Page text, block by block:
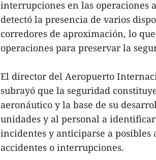
interrupciones en las operaciones
detectó la presencia de varios
corredores de aproximación, lo
operaciones para preservar la
El director del Aeropuerto
subrayó que la seguridad
aeronáutico y la base de su
unidades y al personal a
incidentes y anticiparse a posibles
accidentes o interrupciones.